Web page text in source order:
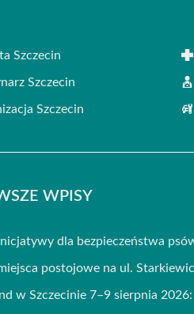
Szczecin
Szczecin
Szczecin
WPISY
dla bezpieczeństwa
postojowe na ul.
w Szczecinie 7–9 sierpnia